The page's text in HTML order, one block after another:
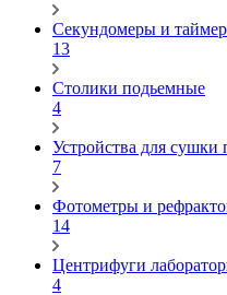
Секундомеры и
13
Столики подьемные
4
Устройства для сушки
7
Фотометры и
14
Центрифуги
4